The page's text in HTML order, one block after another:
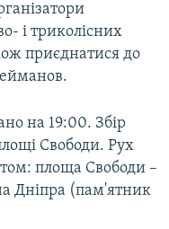
і триколісних
приєднатися до
на 19:00. Збір
Свободи. Рух
площа Свободи –
Дніпра (пам'ятник